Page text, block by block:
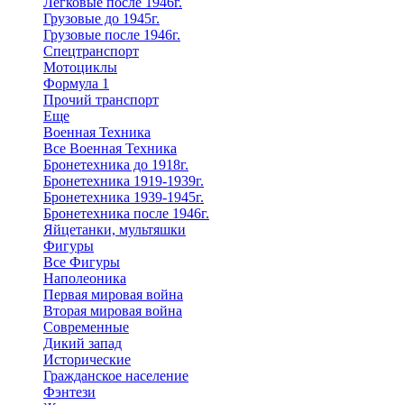
Грузовые до 1945г.
Грузовые после 1946г.
Спецтранспорт
Мотоциклы
Формула 1
Прочий транспорт
Еще
Военная Техника
Все Военная Техника
Бронетехника до 1918г.
Бронетехника 1919-1939г.
Бронетехника 1939-1945г.
Бронетехника после 1946г.
Яйцетанки, мультяшки
Фигуры
Все Фигуры
Наполеоника
Первая мировая война
Вторая мировая война
Современные
Дикий запад
Исторические
Гражданское население
Фэнтези